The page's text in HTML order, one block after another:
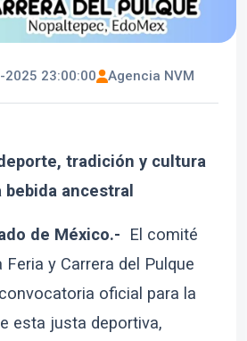
2025 23:00:00 Agencia NVM
tradición y cultura
bebida ancestral
de México.-
El comité
y Carrera del Pulque
oficial para la
esta justa deportiva,